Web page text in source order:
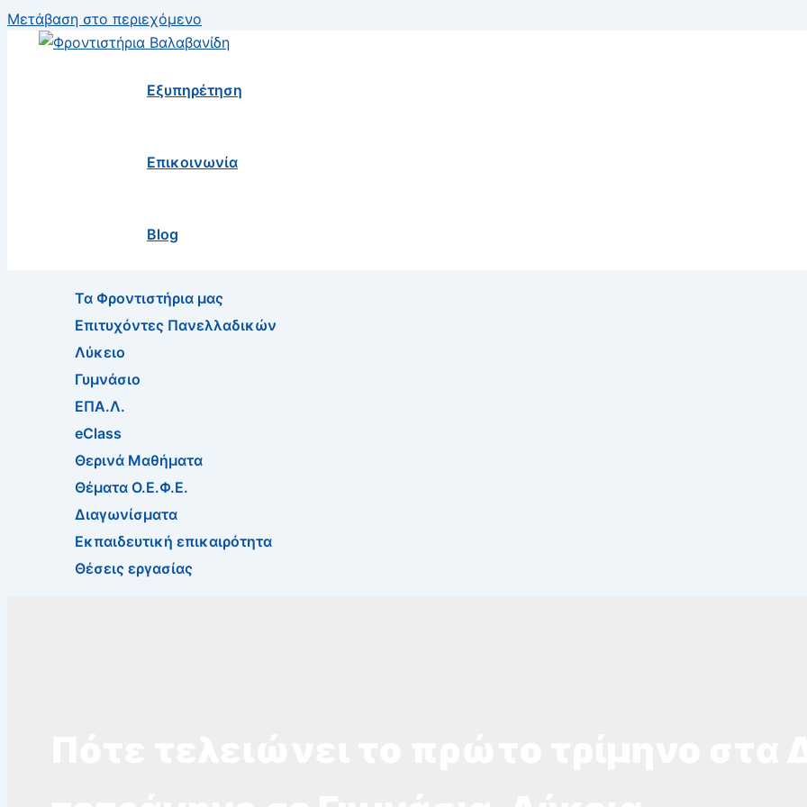
Μετάβαση στο περιεχόμενο
Εξυπηρέτηση
Επικοινωνία
Blog
Τα Φροντιστήρια μας
Επιτυχόντες Πανελλαδικών
Λύκειο
Γυμνάσιο
ΕΠΑ.Λ.
eClass
Θερινά Μαθήματα
Θέματα Ο.Ε.Φ.Ε.
Διαγωνίσματα
Εκπαιδευτική επικαιρότητα
Θέσεις εργασίας